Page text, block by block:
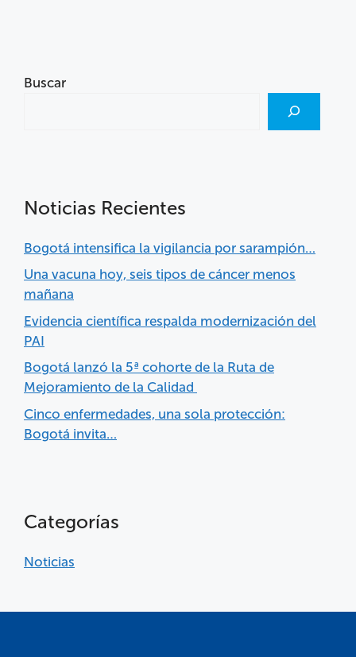
Buscar
Noticias Recientes
Bogotá intensifica la vigilancia por sarampión…
Una vacuna hoy, seis tipos de cáncer menos
mañana
Evidencia científica respalda modernización del
PAI
Bogotá lanzó la 5ª cohorte de la Ruta de
Mejoramiento de la Calidad
Cinco enfermedades, una sola protección:
Bogotá invita…
Categorías
Noticias